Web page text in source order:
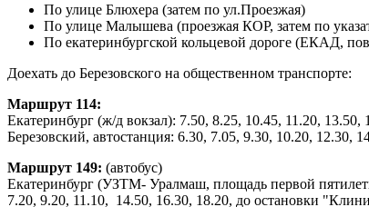
По улице Блюхера (затем по ул.Проезжая)
По улице Малышева (проезжая КОР, затем по
По екатеринбургской кольцевой дороге (ЕКАД,
Доехать до Березовского на общественном транспорте:
Маршрут 114:
Екатеринбург (ж/д вокзал): 7.50, 8.25, 10.45, 11.20,
Березовский, автостанция: 6.30, 7.05, 9.30, 10.20, 12.30,
Маршрут 149: (автобус)
Екатеринбург (УЗТМ- Уралмаш, площадь первой
7.20, 9.20, 11.10, 14.50, 16.30, 18.20, до остановки